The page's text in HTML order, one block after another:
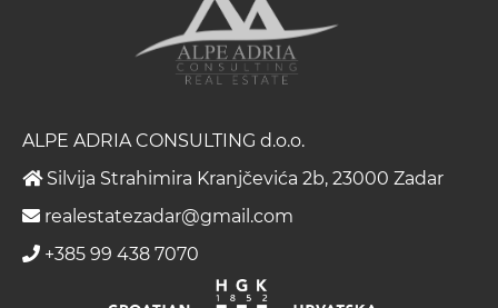
ALPE ADRIA CONSULTING d.o.o.
Silvija Strahimira Kranjčevića 2b, 23000 Zadar
realestatezadar@gmail.com
+385 99 438 7070